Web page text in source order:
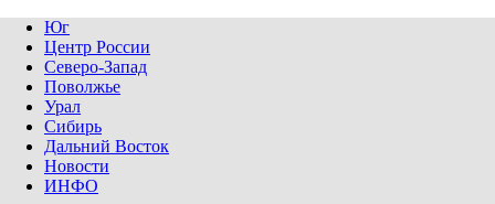
Юг
Центр России
Северо-Запад
Поволжье
Урал
Сибирь
Дальний Восток
Новости
ИНФО